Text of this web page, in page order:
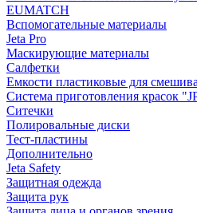
EUMATCH
Вспомогательные материалы
Jeta Pro
Маскирующие материалы
Салфетки
Емкости пластиковые для
Система приготовления красок
Ситечки
Полировальные диски
Тест-пластины
Дополнительно
Jeta Safety
Защитная одежда
Защита рук